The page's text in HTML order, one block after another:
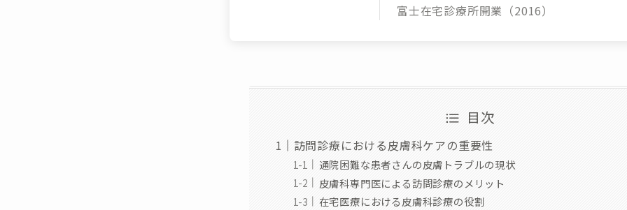
富士在宅診療所開業（2016）
目次
訪問診療における皮膚科ケアの重要性
通院困難な患者さんの皮膚トラブルの現状
皮膚科専門医による訪問診療のメリット
在宅医療における皮膚科診療の役割